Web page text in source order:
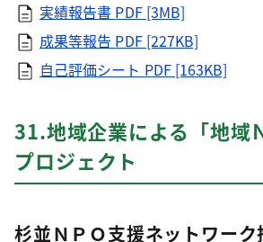
実績報告書 PDF [3MB]
成果等報告 PDF [227KB]
自己評価シート PDF [163KB]
31.地域企業による「地域
プロジェクト
杉並ＮＰＯ支援ネットワー